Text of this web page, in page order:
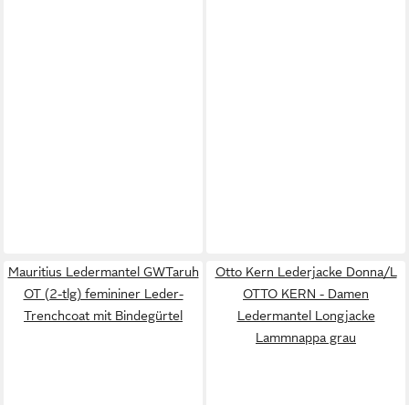
Mauritius Ledermantel GWTaruh
OT (2-tlg) femininer Leder-
Trenchcoat mit Bindegürtel
Otto Kern Lederjacke Donna/L
OTTO KERN - Damen
Ledermantel Longjacke
Lammnappa grau